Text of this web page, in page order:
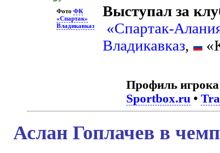
ФотоФК
«Спартак»
Владикавказ
Выступал за
«Спартак-
Владикавказ,
Профиль
Sportbox.ru •
Аслан Гоплачев в